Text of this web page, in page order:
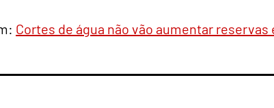
Cortes de água não vão aumentar reservas